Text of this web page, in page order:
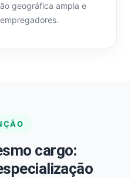
geográfica ampla e
cargo: